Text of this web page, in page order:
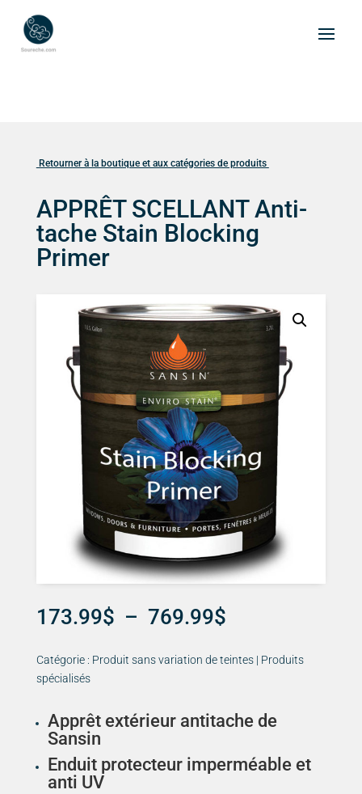
Retourner à la boutique et aux catégories de produits
APPRÊT SCELLANT Anti-
tache Stain Blocking
Primer
173.99$ – 769.99$Plage
prix :
173.99$
769.99$
Catégorie : Produit sans variation de teintes | Produits
spécialisés
Apprêt extérieur antitache de
Sansin
Enduit protecteur imperméable et
anti UV